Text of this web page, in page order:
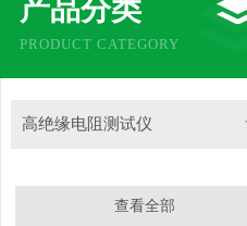
产品分类
PRODUCT CATEGORY
高绝缘电阻测试仪
查看全部